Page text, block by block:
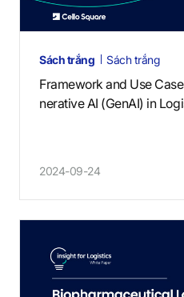
Sách trắng Sách trắng
Framework and Use
nerative AI (GenAI) in
2024-09-24